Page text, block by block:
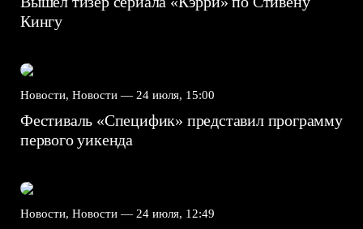
Кингу
Новости, Новости — 24 июля, 15:00
Фестиваль «Специфик» представил программу
первого уикенда
Новости, Новости — 24 июля, 12:49